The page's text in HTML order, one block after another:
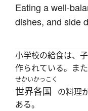
Eating a well-
dishes, and side
小学校の給食は、
作られている。ま
せかいかっこく
世界各国
の料理
ある。